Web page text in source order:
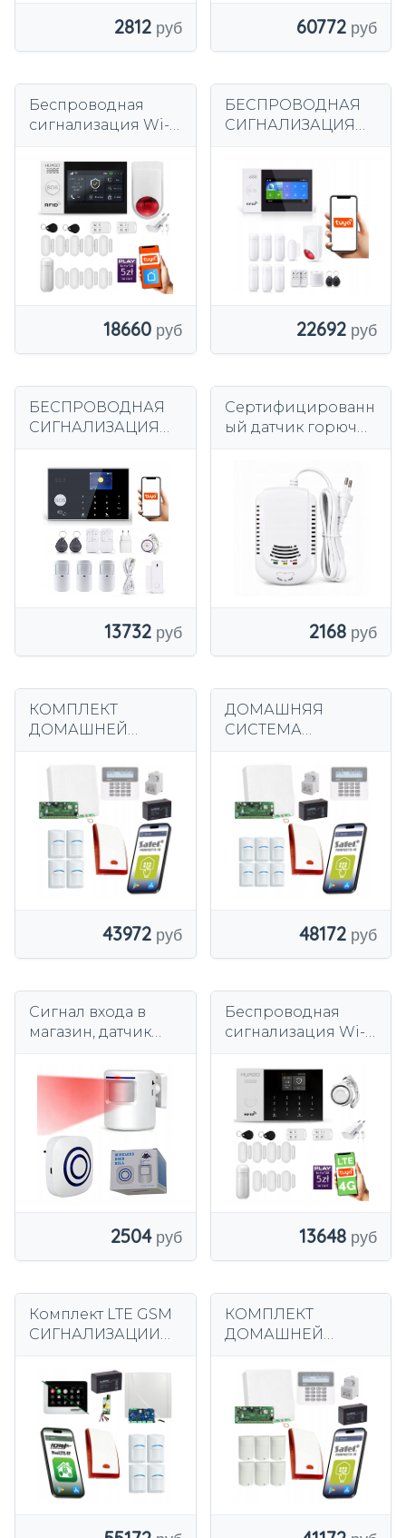
2812 60772
Беспроводная
сигнализация Wi-
комплект
сигнализации
HUXGO HXA007
D9WS
18660
БЕСПРОВОДНАЯ
СИГНАЛИЗАЦИЯ
дюйма GSM WiFi
SMS TUYA НА
ПОЛЬСКОМ 6xPIR +
22692
БЕСПРОВОДНАЯ
СИГНАЛИЗАЦИЯ
дюйма GSM WiFi
TUYA SMART НА
ПОЛЬСКОМ + 3xPIR
13732
Сертифицированн
ый датчик горючих
точное измерение
2168
КОМПЛЕКТ
ДОМАШНЕЙ
ПРИЛОЖЕНИЕМ
SATEL 4 GSM PIR-
ДАТЧИКА BOSCH
43972
ДОМАШНЯЯ
СИСТЕМА
СИГНАЛИЗАЦИИ
SATEL 6 PIR
ДЕТЕКТОРОВ
ПРОФЕССИОНАЛЬ
НАЯ GSM
СИГНАЛИЗАЦИЯ
48172
Сигнал входа в
магазин, датчик
беспроводная
сигнализация с
батарейным
питанием
2504
Беспроводная
сигнализация Wi-
комплект
сигнализации
TUYA HUXGO
HXA005 D7PS
13648
Комплект LTE GSM
СИГНАЛИЗАЦИИ
квартиры с 4
детекторами
движения BOSCH
Ropam
КОМПЛЕКТ
ДОМАШНЕЙ
ПРИЛОЖЕНИЕМ
SATEL 6 GSM
ДАТЧИКОВ
PARADOX